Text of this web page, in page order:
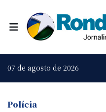
07 de agosto de 2026
Polícia